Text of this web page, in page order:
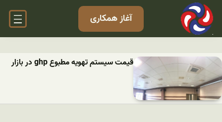
آغاز همکاری
قیمت سیستم تهویه مطبوع ghp در بازار